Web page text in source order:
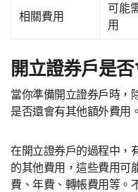
相關費用
可能
用
開立證券戶是
當你準備開立證券戶時，
是否還會有其他額外費用。
在開立證券戶的過程中，
的其他費用，這些費用可
費、年費、轉帳費用等。